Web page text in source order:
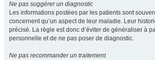
Ne pas suggérer un diagnostic
Les informations postées par les patients sont
concernent qu’un aspect de leur maladie. Leur
précisé. La règle est donc d’éviter de généraliser à
personnelle et de ne pas poser de diagnostic.
Ne pas recommander un traitement